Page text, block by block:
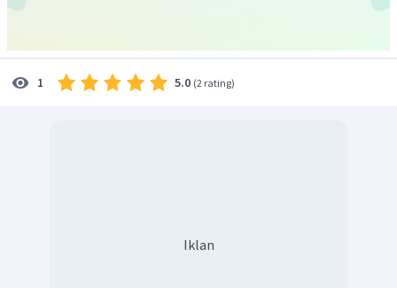
1 5.0 (2 rating)
Iklan